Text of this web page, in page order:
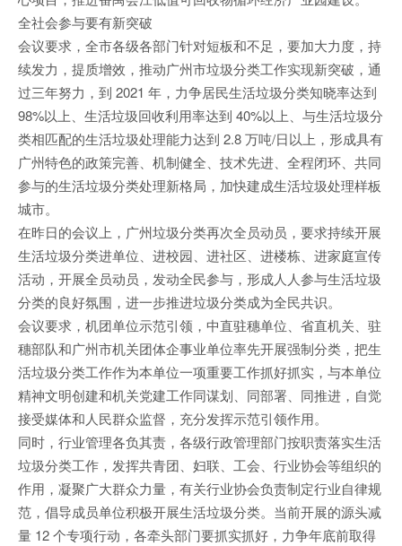
全社会参与要有新突破
会议要求，全市各级各部门针对短板和不足，要加大力度，持
续发力，提质增效，推动广州市垃圾分类工作实现新突破，通
过三年努力，到 2021 年，力争居民生活垃圾分类知晓率达到
98%以上、生活垃圾回收利用率达到 40%以上、与生活垃圾分
类相匹配的生活垃圾处理能力达到 2.8 万吨/日以上，形成具有
广州特色的政策完善、机制健全、技术先进、全程闭环、共同
参与的生活垃圾分类处理新格局，加快建成生活垃圾处理样板
城市。
在昨日的会议上，广州垃圾分类再次全员动员，要求持续开展
生活垃圾分类进单位、进校园、进社区、进楼栋、进家庭宣传
活动，开展全员动员，发动全民参与，形成人人参与生活垃圾
分类的良好氛围，进一步推进垃圾分类成为全民共识。
会议要求，机团单位示范引领，中直驻穗单位、省直机关、驻
穗部队和广州市机关团体企事业单位率先开展强制分类，把生
活垃圾分类工作作为本单位一项重要工作抓好抓实，与本单位
精神文明创建和机关党建工作同谋划、同部署、同推进，自觉
接受媒体和人民群众监督，充分发挥示范引领作用。
同时，行业管理各负其责，各级行政管理部门按职责落实生活
垃圾分类工作，发挥共青团、妇联、工会、行业协会等组织的
作用，凝聚广大群众力量，有关行业协会负责制定行业自律规
范，倡导成员单位积极开展生活垃圾分类。当前开展的源头减
量 12 个专项行动，各牵头部门要抓实抓好，力争年底前取得